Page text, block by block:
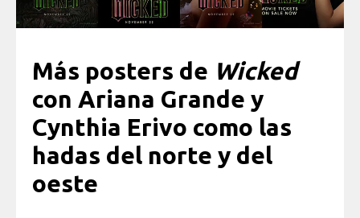
Más posters de Wicked
con Ariana Grande y
Cynthia Erivo como las
hadas del norte y del
oeste